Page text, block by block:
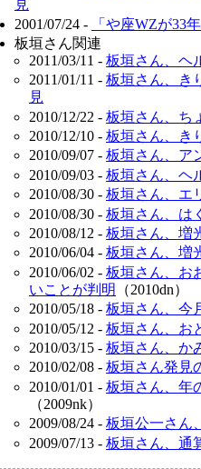
見
2001/07/24 -
「や座WZが33
板垣さん関連
2011/03/11 - 板垣さん、ヘ
2011/01/11 - 板垣さん、き
見
2010/12/22 - 板垣さん、ち
2010/12/10 - 板垣さん、き
2010/09/07 - 板垣さん、ア
2010/09/03 - 板垣さん、ヘ
2010/08/30 - 板垣さん、エ
2010/08/30 - 板垣さん、は
2010/08/12 - 板垣さん、増
2010/06/04 - 板垣さん、増
2010/06/02 - 板垣さん、お
いことが判明
（2010dn）
2010/05/18 - 板垣さん、今
2010/05/12 - 板垣さん、お
2010/03/15 - 板垣さん、か
2010/02/08 - 板垣さん発見
2010/01/01 - 板垣さん、年
（2009nk）
2009/08/24 - 板垣公一さん
2009/07/13 - 板垣さん、通